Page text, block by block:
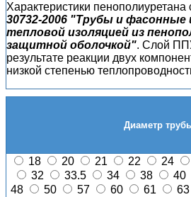
Характеристики пенополиуретана
30732-2006 "Трубы и фасонные
тепловой изоляцией из
защитной оболочкой". Слой
результате реакции двух
низкой степенью
Диаметр
18 20 21 22 24
32
33.5 34 38 40
48
50 57 60 61 63